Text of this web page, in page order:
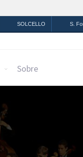
SOLCELLO S.
Sobre